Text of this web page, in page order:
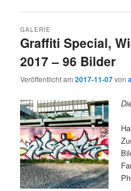
Graffiti Special,
2017 – 96 Bilder
GALERIE
Veröffentlicht am2017-11-07von